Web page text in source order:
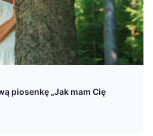
piosenkę „Jak mam Cię